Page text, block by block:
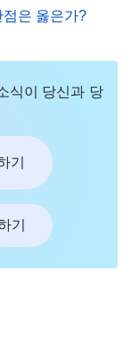
만 이내 ‘지금
공부를 시켰습
의 이런 압박
악몽을 꾸다
졌습니다. 저
상황이 이렇게
으로는 딸의 성
를 준 것 같아
점은 옳은가?
식이 당신과 당
기
기